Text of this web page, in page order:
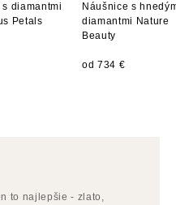
s diamantmi
Petals
Náušnice s
diamantmi Nature
Beauty
od 734 €
to najlepšie - zlato,